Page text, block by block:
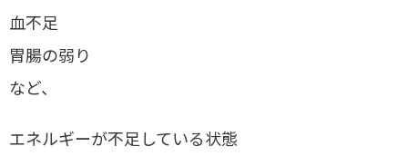
血不足
胃腸の弱り
など、
エネルギーが不足している状態